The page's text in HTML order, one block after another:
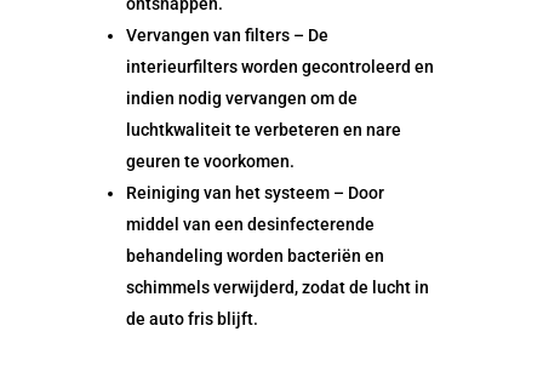
Vervangen van filters – De
interieurfilters worden gecontroleerd en
indien nodig vervangen om de
luchtkwaliteit te verbeteren en nare
geuren te voorkomen.
Reiniging van het systeem – Door
middel van een desinfecterende
behandeling worden bacteriën en
schimmels verwijderd, zodat de lucht in
de auto fris blijft.